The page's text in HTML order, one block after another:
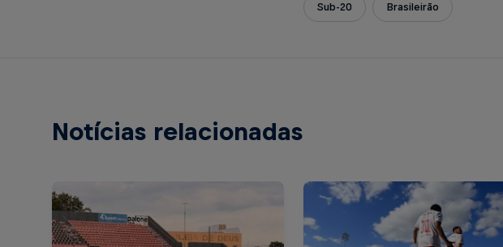
Sub-20 Brasileirão
Notícias relacionadas